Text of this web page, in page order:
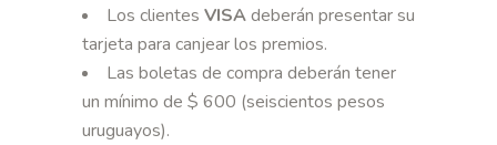
Los clientes VISAdeberán presentar su
tarjeta para canjear los premios.
Las boletas de compra deberán tener
un mínimo de $ 600 (seiscientos pesos
uruguayos).